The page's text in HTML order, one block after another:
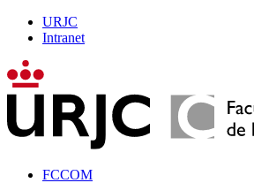
URJC
Intranet
FCCOM